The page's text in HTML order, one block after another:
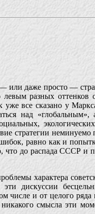
или даже просто —
левым разных
все сказано у
над
стратегии
равно как и
что до распада СССР и
характера
дискуссии
числе и от целого
смысла эти